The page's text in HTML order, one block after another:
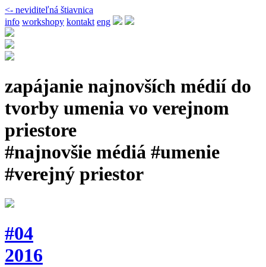
<- neviditeľná štiavnica
info workshopy kontakt eng
zapájanie najnovších médií do
tvorby umenia vo verejnom
priestore
#najnovšie médiá #umenie
#verejný priestor
#04
2016